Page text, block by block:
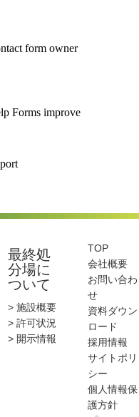
最終処
分場に
ついて
> 施設概要
> 許可状況
> 開示情報
TOP
会社概要
お問い合わ
せ
資料ダウン
ロード
採用情報
サイトポリ
シー
個人情報保
護方針